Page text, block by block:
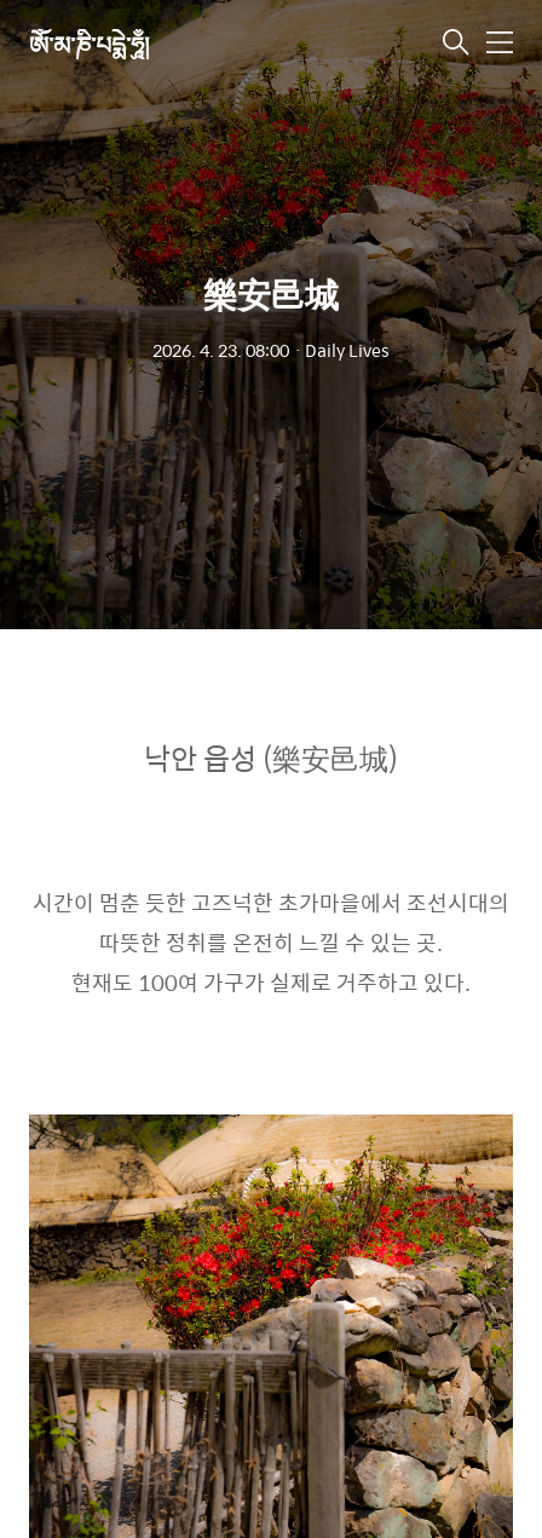
ཨོཾ་མ་ཎི་པདྨེ་ཧཱུྃ། 메
뉴
樂安邑城
2026. 4. 23. 08:00 ㆍ Daily Lives
낙안 읍성 (樂安邑城)
시간이 멈춘 듯한 고즈넉한 초가마을에서 조선시대의
따뜻한 정취를 온전히 느낄 수 있는 곳.
현재도 100여 가구가 실제로 거주하고 있다.